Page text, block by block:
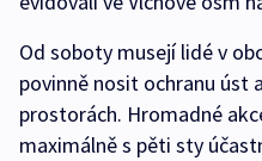
Od soboty musejí lidé v
povinně nosit ochranu úst
prostorách. Hromadné
maximálně s pěti sty